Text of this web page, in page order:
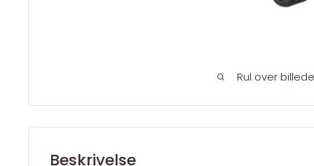
Rul over
Beskrivelse